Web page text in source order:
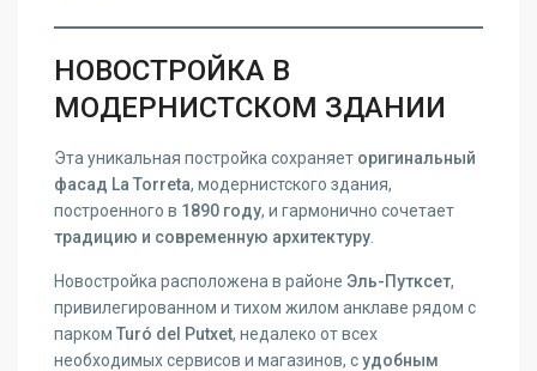
НОВОСТРОЙКА В
МОДЕРНИСТСКОМ ЗДАНИИ
Эта уникальная постройка сохраняет оригинальный
фасад La Torreta, модернистского здания,
построенного в 1890 году, и гармонично сочетает
традицию и современную архитектуру
Новостройка расположена в районе Эль-Путксет,
привилегированном и тихом жилом анклаве рядом с
паркомTuró del Putxet, недалеко от всех
необходимых сервисов и магазинов, судобным